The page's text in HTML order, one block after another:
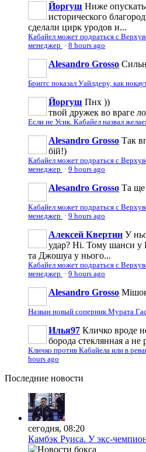
Йоргуш Ниже
исторического
сделали цирк уродов и...
Кабайел может подраться с
менеджер · 8 hours ago
Alesandro Grosso
Бриггс показал Уайлдеру, как
Йоргуш Пнх ))
твой дружек во враге
Если не Усик. Кабайел назвал
Alesandro Grosso Так
бій!)
Кабайел может подраться с
менеджер · 9 hours ago
Alesandro Grosso Та ще
Кабайел может подраться с
менеджер · 9 hours ago
Алексей Квертин У
удар? Ні. Тому шанси
та Джошуа у нього...
Кабайел может подраться с
менеджер · 9 hours ago
Alesandro Grosso
Назван новый соперник Мурата
Илья97 Кличко вроде
борода стеклянная а не
Кличко против Кабайела или в
hours ago
Последние новости
сегодня, 08:20
Камбэк Руиса. У экс-